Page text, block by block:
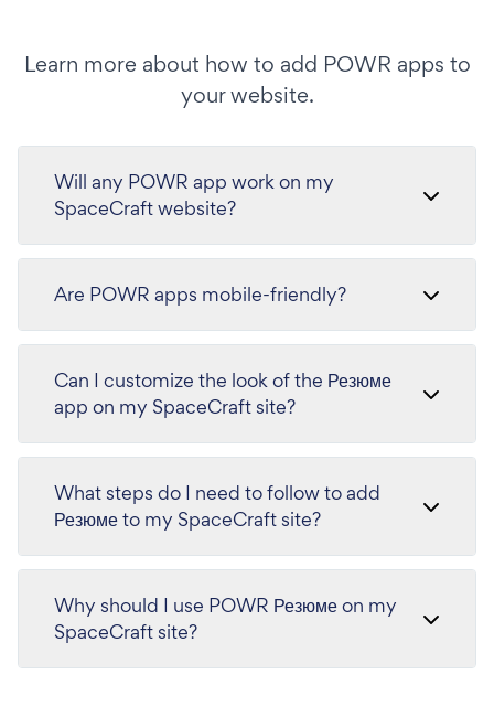
Learn more about how to add POWR apps to
your website.
Will any POWR app work on my
SpaceCraft website?
Are POWR apps mobile-friendly?
Can I customize the look of the Резюме
app on my SpaceCraft site?
What steps do I need to follow to add
Резюме to my SpaceCraft site?
Why should I use POWR Резюме on my
SpaceCraft site?